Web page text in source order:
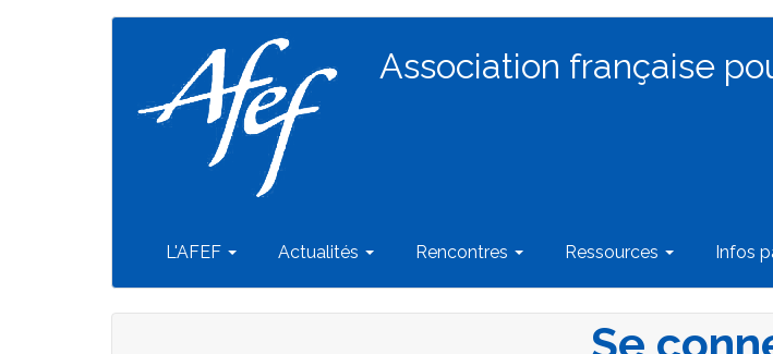
Association française
Navigation
principale
L'AFEF Actualités Rencontres Ressources Infos